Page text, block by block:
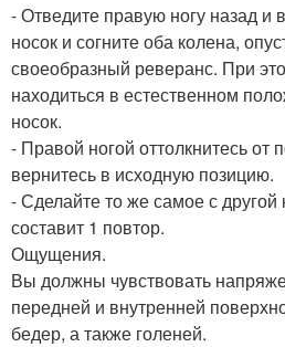
- Отведите правую ногу назад и
носок и согните оба колена,
своеобразный реверанс. При
находиться в естественном
носок.
- Правой ногой оттолкнитесь от
вернитесь в исходную позицию.
- Сделайте то же самое с другой
составит 1 повтор.
Ощущения.
Вы должны чувствовать
передней и внутренней
бедер, а также голеней.